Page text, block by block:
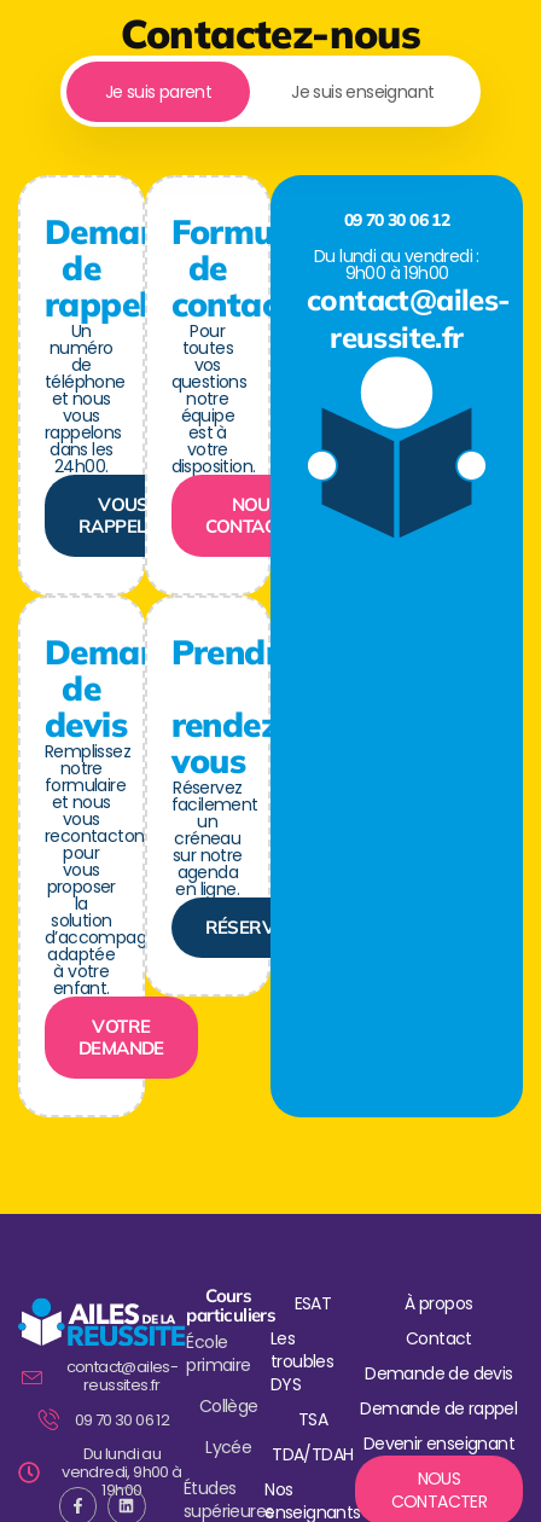
Contactez-nous
Je suis parent Je suis enseignant
Demande
de
rappel
Un
numéro
de
téléphone
et nous
vous
rappelons
dans les
24h00.
VOUS
RAPPELER
Demande
de
devis
Remplissez
notre
formulaire
et nous
vous
recontactons
pour
vous
proposer
la
solution
d’accompagnement
adaptée
à votre
enfant.
VOTRE
DEMANDE
Formulaire
de
contact
Pour
toutes
vos
questions
notre
équipe
est à
votre
disposition.
NOUS
CONTACTER
Prendre
rendez-
vous
Réservez
facilement
un
créneau
sur notre
agenda
en ligne.
RÉSERVER
09 70 30 06 12
Du lundi au vendredi :
9h00 à 19h00
contact@ailes-
reussite.fr
contact@ailes-
reussites.fr
09 70 30 06 12
Du lundi au
vendredi, 9h00 à
19h00
Cours
particuliers
École
primaire
Collège
Lycée
Études
supérieures
ESAT
Les
troubles
DYS
TSA
TDA/TDAH
Nos
enseignants
À propos
Contact
Demande de devis
Demande de rappel
Devenir enseignant
NOUS
CONTACTER